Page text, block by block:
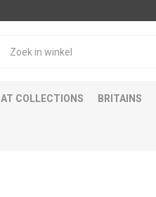
AT COLLECTIONS BRITAINS